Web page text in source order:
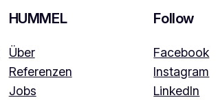
HUMMEL
Über
Referenzen
Jobs
Follow
Facebook
Instagram
LinkedIn